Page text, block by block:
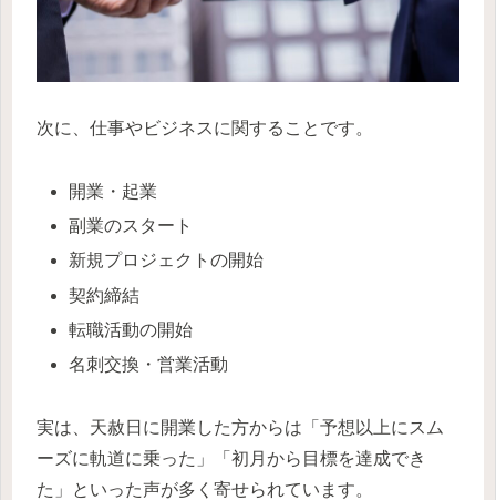
次に、仕事やビジネスに関することです。
開業・起業
副業のスタート
新規プロジェクトの開始
契約締結
転職活動の開始
名刺交換・営業活動
実は、天赦日に開業した方からは「予想以上にスム
ーズに軌道に乗った」「初月から目標を達成でき
た」といった声が多く寄せられています。